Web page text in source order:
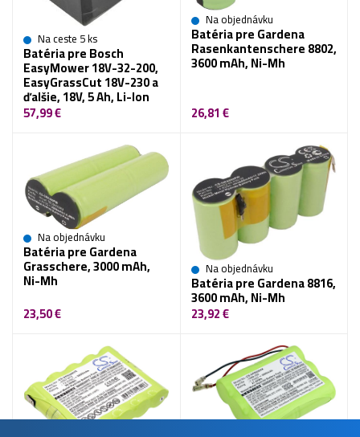
Na ceste 5 ks
Batéria pre Bosch
EasyMower 18V-32-200,
EasyGrassCut 18V-230 a
ďalšie, 18V, 5 Ah, Li-Ion
57,99 €
Na objednávku
Batéria pre Gardena
Rasenkantenschere 8802,
3600 mAh, Ni-Mh
26,81 €
Na objednávku
Batéria pre Gardena
Grasschere, 3000 mAh,
Ni-Mh
23,50 €
Na objednávku
Batéria pre Gardena 8816,
3600 mAh, Ni-Mh
23,92 €